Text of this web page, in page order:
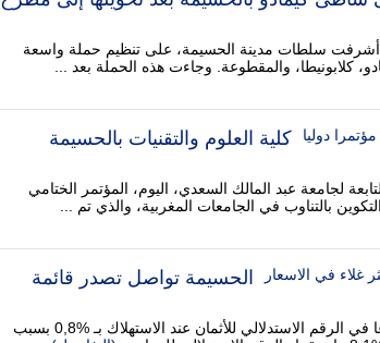
أشرفت سلطات مدينة الحسيمة، على تنظيم حملة واسعة
كلابونيطا، والمقطوعة. وجاءت هذه الحملة بعد ...
كلية العلوم والتقنيات بالحسيمة
لجامعة عبد المالك السعدي، اليوم، المؤتمر الختامي
الحسيمة تواصل تصدر قائمة
سجلت المندوبية السامية للتخطيط، ارتفاعا في الرقم الاستدلالي للأثمان عند الاستهلاك بـ %0,8 بسبب